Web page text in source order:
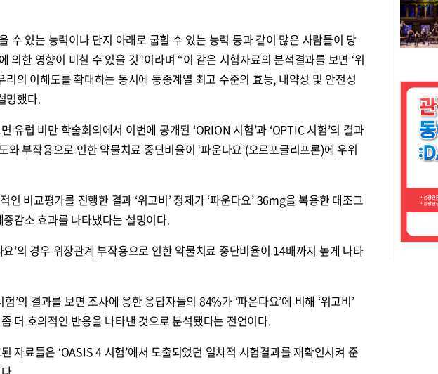
수 있는 능력이나 단지 아래로 굽힐 수 있는 능력 등과 같이 많은 사람들이 당
의한 영향이 미칠 수 있을 것”이라며 “이 같은 시험자료의 분석결과를 보면 ‘위
리의 이해도를 확대하는 동시에 동종계열 최고 수준의 효능, 내약성 및 안전성
명했다.
유럽 비만 학술회의에서 이번에 공개된 ‘ORION 시험’과 ‘OPTIC 시험’의 결과
와 부작용으로 인한 약물치료 중단비율이 ‘파운다요’(오르포글리프론)에 우위
인 비교평가를 진행한 결과 ‘위고비’ 정제가 ‘파운다요’ 36mg을 복용한 대조그
감소 효과를 나타냈다는 설명이다.
’의 경우 위장관계 부작용으로 인한 약물치료 중단비율이 14배까지 높게 나타
’의 결과를 보면 조사에 응한 응답자들의 84%가 ‘파운다요’에 비해 ‘위고비’
더 호의적인 반응을 나타낸 것으로 분석됐다는 전언이다.
자료들은 ‘OASIS 4 시험’에서 도출되었던 일차적 시험결과를 재확인시켜 준